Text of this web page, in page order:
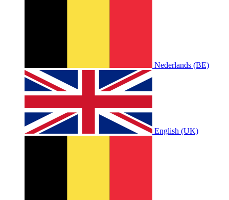
Nederlands (BE)
English (UK)